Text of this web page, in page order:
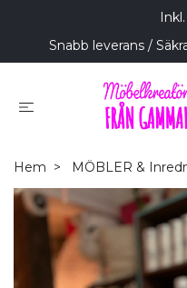
Snabb leverans /
Hem MÖBLER &